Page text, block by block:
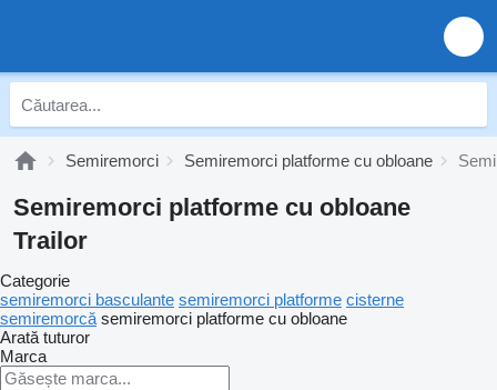
Semiremorci Semiremorci platforme cu obloane
Semiremorci platforme cu obloane
Trailor
Categorie
semiremorci basculante semiremorci platforme cisterne
semiremorcă semiremorci platforme cu obloane
Arată tuturor
Marca